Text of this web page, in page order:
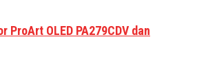
ProArt OLED PA279CDV dan